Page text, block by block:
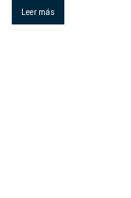
Leer más